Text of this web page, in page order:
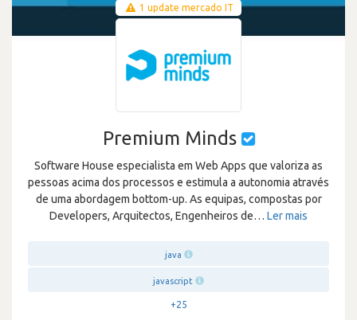
1 update mercado IT
Premium Minds
Software House especialista em Web Apps que valoriza as
pessoas acima dos processos e estimula a autonomia através
de uma abordagem bottom-up. As equipas, compostas por
Developers, Arquitectos, Engenheiros de… Ler mais
java
javascript
+25